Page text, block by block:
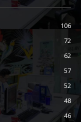
106
72
62
57
52
48
46